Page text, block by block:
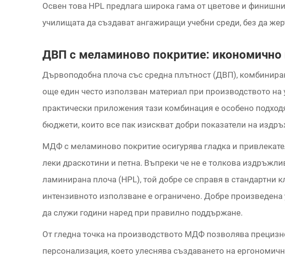
Освен това HPL предлага широка гама от цветове и
училищата да създават ангажиращи учебни среди, без да
ДВП с меламиново покритие: икономично
Дървоподобна плоча със средна плътност (ДВП),
още един често използван материал при производството
практически приложения тази комбинация е особено
бюджети, които все пак изискват добри показатели на
МДФ с меламиново покритие осигурява гладка и
леки драскотини и петна. Въпреки че не е толкова
ламинирана плоча (HPL), той добре се справя в стандартни
интензивното използване е ограничено. Добре
да служи години наред при правилно поддържане.
От гледна точка на производството МДФ позволява
персонализация, което улеснява създаването на